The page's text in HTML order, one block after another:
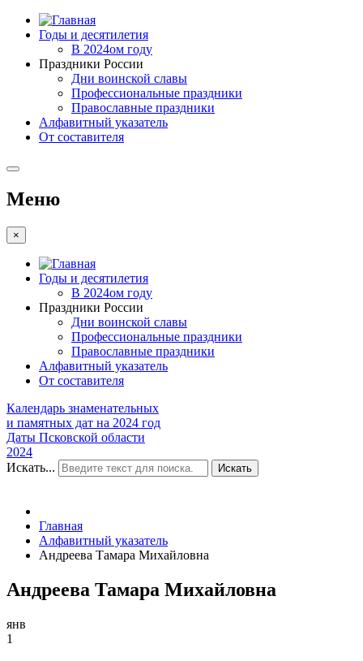
Годы и десятилетия
В 2024ом году
Праздники России
Дни воинской славы
Профессиональные праздники
Православные праздники
Алфавитный указатель
От составителя
Меню
×
Годы и десятилетия
В 2024ом году
Праздники России
Дни воинской славы
Профессиональные праздники
Православные праздники
Алфавитный указатель
От составителя
Календарь знаменательных
и памятных дат на 2024 год
Даты Псковской области
2024
Искать...
Искать
Главная
Алфавитный указатель
Андреева Тамара Михайловна
Андреева Тамара Михайловна
янв
1